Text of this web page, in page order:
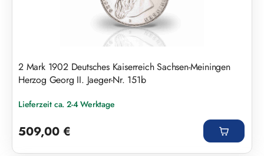
2 Mark 1902 Deutsches Kaiserreich Sachsen-Meiningen
Herzog Georg II. Jaeger-Nr. 151b
Lieferzeit ca. 2-4 Werktage
509,00 €